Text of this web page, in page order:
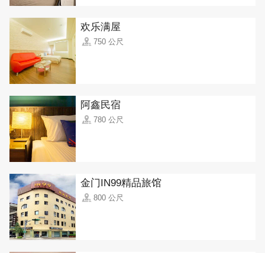
欢乐满屋
750 公尺
阿鑫民宿
780 公尺
金门IN99精品旅馆
800 公尺